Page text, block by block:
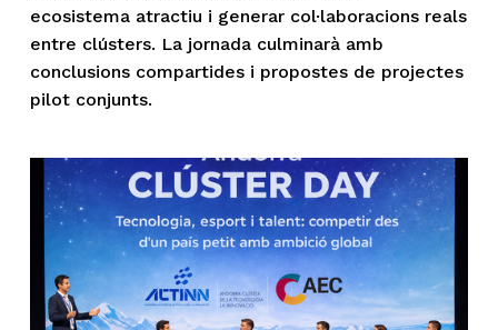
ecosistema atractiu i generar col·laboracions reals
entre clústers. La jornada culminarà amb
conclusions compartides i propostes de projectes
pilot conjunts.